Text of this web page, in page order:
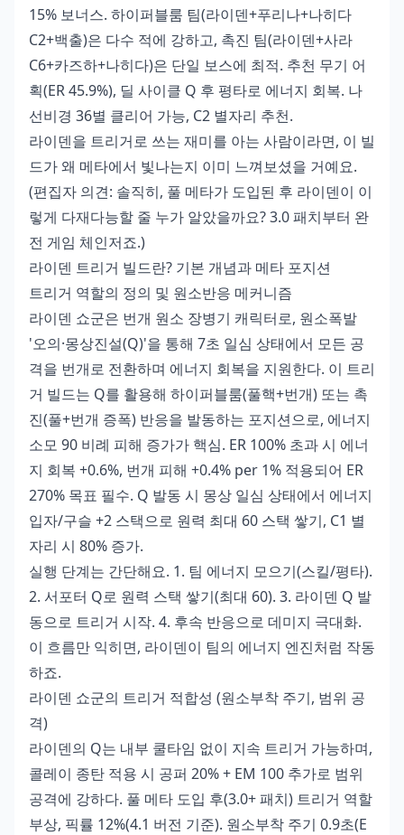
15% 보너스. 하이퍼블룸 팀(라이덴+푸리나+나히다
C2+백출)은 다수 적에 강하고, 촉진 팀(라이덴+사라
C6+카즈하+나히다)은 단일 보스에 최적. 추천 무기 어
획(ER 45.9%), 딜 사이클 Q 후 평타로 에너지 회복. 나
선비경 36별 클리어 가능, C2 별자리 추천.
라이덴을 트리거로 쓰는 재미를 아는 사람이라면, 이 빌
드가 왜 메타에서 빛나는지 이미 느껴보셨을 거예요.
(편집자 의견: 솔직히, 풀 메타가 도입된 후 라이덴이 이
렇게 다재다능할 줄 누가 알았을까요? 3.0 패치부터 완
전 게임 체인저죠.)
라이덴 트리거 빌드란? 기본 개념과 메타 포지션
트리거 역할의 정의 및 원소반응 메커니즘
라이덴 쇼군은 번개 원소 장병기 캐릭터로, 원소폭발
'오의·몽상진설(Q)'을 통해 7초 일심 상태에서 모든 공
격을 번개로 전환하며 에너지 회복을 지원한다. 이 트리
거 빌드는 Q를 활용해 하이퍼블룸(풀핵+번개) 또는 촉
진(풀+번개 증폭) 반응을 발동하는 포지션으로, 에너지
소모 90 비례 피해 증가가 핵심. ER 100% 초과 시 에너
지 회복 +0.6%, 번개 피해 +0.4% per 1% 적용되어 ER
270% 목표 필수. Q 발동 시 몽상 일심 상태에서 에너지
입자/구슬 +2 스택으로 원력 최대 60 스택 쌓기, C1 별
자리 시 80% 증가.
실행 단계는 간단해요. 1. 팀 에너지 모으기(스킬/평타).
2. 서포터 Q로 원력 스택 쌓기(최대 60). 3. 라이덴 Q 발
동으로 트리거 시작. 4. 후속 반응으로 데미지 극대화.
이 흐름만 익히면, 라이덴이 팀의 에너지 엔진처럼 작동
하죠.
라이덴 쇼군의 트리거 적합성 (원소부착 주기, 범위 공
격)
라이덴의 Q는 내부 쿨타임 없이 지속 트리거 가능하며,
콜레이 종탄 적용 시 공퍼 20% + EM 100 추가로 범위
공격에 강하다. 풀 메타 도입 후(3.0+ 패치) 트리거 역할
부상, 픽률 12%(4.1 버전 기준). 원소부착 주기 0.9초(E